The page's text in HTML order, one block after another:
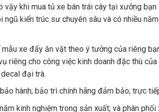
vậy khi mua tủ xe bán trái cây tại xưởng
ngũ kiến trúc sư chuyên sâu và có nhiều
xe đẩy ăn vặt theo ý tưởng của riêng
riêng cho công việc kinh doanh đặc thù
đại trà.
hành; bảo trì chính hãng đảm bảo; trực
kinh nghiệm trong sản xuất; và phân